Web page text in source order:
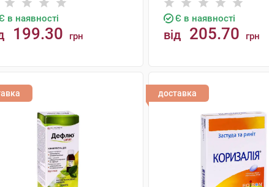
в наявності
199.30 грн
Є в наявності
від 205.70 грн
доставка